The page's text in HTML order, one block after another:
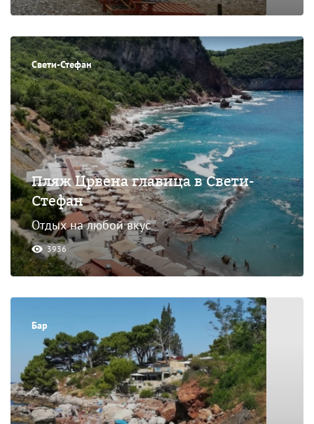
Свети-Стефан
Пляж Црвена главица в Свети-
Стефан
Отдых на любой вкус
3936
Бар